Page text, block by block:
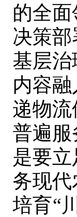
的全
决策
基层
内容
递物
普遍
是要
务现
培育“